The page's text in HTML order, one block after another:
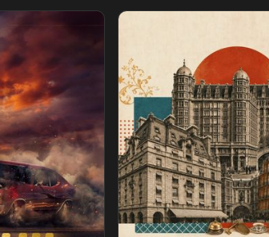
سباق خارج القانون..